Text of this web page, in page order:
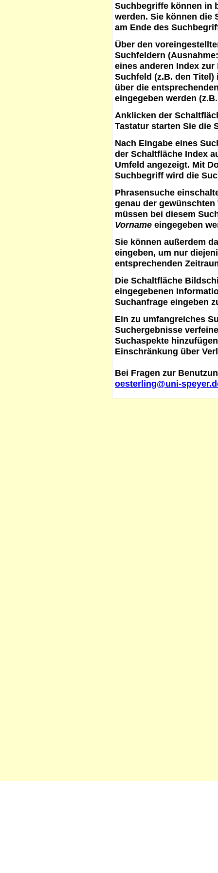
Suchbegriffe können in
werden. Sie können die
am Ende des
Über den
Suchfeldern
eines anderen Index
Suchfeld (z.B. den
über die
eingegeben werden
Anklicken der
Tastatur starten Sie die
Nach Eingabe eines
der Schaltfläche Index
Umfeld angezeigt. Mit
Suchbegriff wird die
Phrasensuche
genau der
müssen bei diesem
Vorname eingegeben
Sie können außerdem
eingeben, um nur
entsprechenden
Die Schaltfläche
eingegebenen
Suchanfrage eingeben
Ein zu umfangreiches
Suchergebnisse
Suchaspekte
Einschränkung über
Bei Fragen zur
oesterling@uni-